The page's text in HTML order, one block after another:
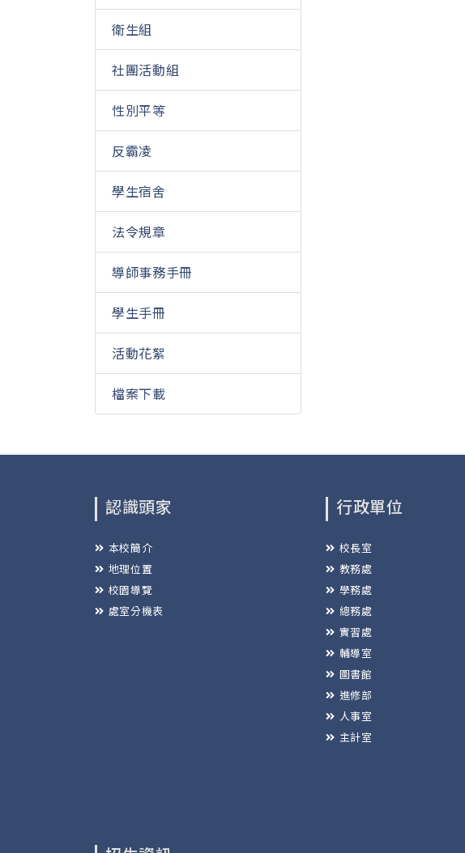
衛生組
社團活動組
性別平等
反霸凌
學生宿舍
法令規章
導師事務手冊
學生手冊
活動花絮
檔案下載
認識頭家
本校簡介
地理位置
校園導覽
處室分機表
行政單位
校長室
教務處
學務處
總務處
實習處
輔導室
圖書館
進修部
人事室
主計室